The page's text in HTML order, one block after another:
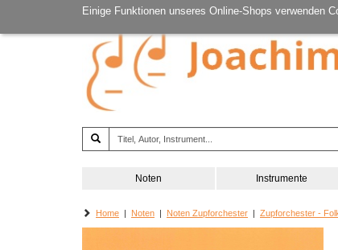
Einige Funktionen unseres Online-Shops verwenden
Noten Instrumente
Home | Noten | Noten Zupforchester | Zupforchester -